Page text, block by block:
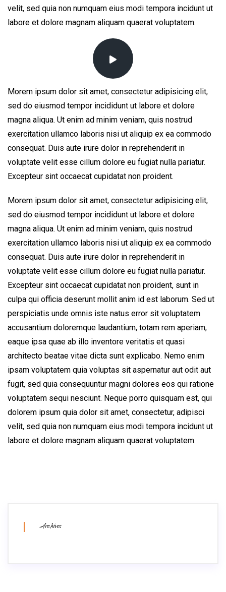
velit, sed quia non numquam eius modi tempora incidunt ut
labore et dolore magnam aliquam quaerat voluptatem.
Morem ipsum dolor sit amet, consectetur adipisicing elit,
sed do eiusmod tempor incididunt ut labore et dolore
magna aliqua. Ut enim ad minim veniam, quis nostrud
exercitation ullamco laboris nisi ut aliquip ex ea commodo
consequat. Duis aute irure dolor in reprehenderit in
voluptate velit esse cillum dolore eu fugiat nulla pariatur.
Excepteur sint occaecat cupidatat non proident.
Morem ipsum dolor sit amet, consectetur adipisicing elit,
sed do eiusmod tempor incididunt ut labore et dolore
magna aliqua. Ut enim ad minim veniam, quis nostrud
exercitation ullamco laboris nisi ut aliquip ex ea commodo
consequat. Duis aute irure dolor in reprehenderit in
voluptate velit esse cillum dolore eu fugiat nulla pariatur.
Excepteur sint occaecat cupidatat non proident, sunt in
culpa qui officia deserunt mollit anim id est laborum. Sed ut
perspiciatis unde omnis iste natus error sit voluptatem
accusantium doloremque laudantium, totam rem aperiam,
eaque ipsa quae ab illo inventore veritatis et quasi
architecto beatae vitae dicta sunt explicabo. Nemo enim
ipsam voluptatem quia voluptas sit aspernatur aut odit aut
fugit, sed quia consequuntur magni dolores eos qui ratione
voluptatem sequi nesciunt. Neque porro quisquam est, qui
dolorem ipsum quia dolor sit amet, consectetur, adipisci
velit, sed quia non numquam eius modi tempora incidunt ut
labore et dolore magnam aliquam quaerat voluptatem.
Archives